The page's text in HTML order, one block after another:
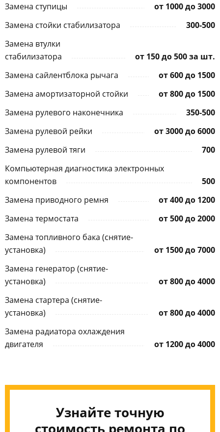
Замена ступицы
от 1000 до 3000
Замена стойки стабилизатора
300-500
Замена втулки
стабилизатора
от 150 до 500 за шт.
Замена сайлентблока рычага
от 600 до 1500
Замена амортизаторной стойки
от 800 до 1500
Замена рулевого наконечника
350-500
Замена рулевой рейки
от 3000 до 6000
Замена рулевой тяги
700
Компьютерная диагностика электронных
компонентов
500
Замена приводного ремня
от 400 до 1200
Замена термостата
от 500 до 2000
Замена топливного бака (снятие-
установка)
от 1500 до 7000
Замена генератор (снятие-
установка)
от 800 до 4000
Замена стартера (снятие-
установка)
от 800 до 4000
Замена радиатора охлаждения
двигателя
от 1200 до 4000
Узнайте точную
стоимость ремонта по